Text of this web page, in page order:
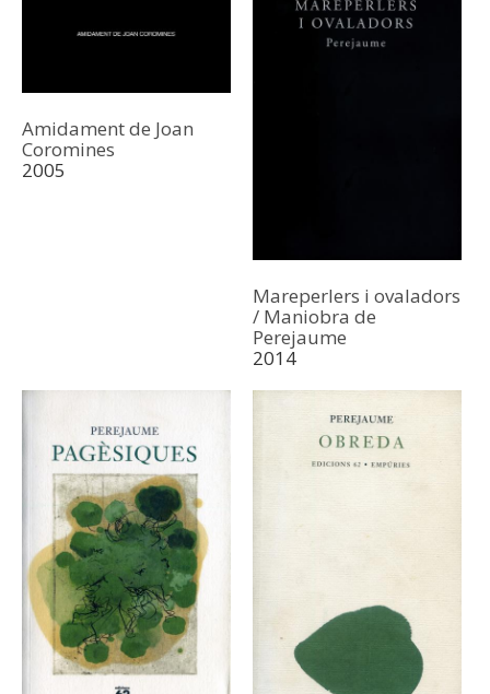
Amidament de Joan
Coromines
2005
Mareperlers i ovaladors
/ Maniobra de
Perejaume
2014